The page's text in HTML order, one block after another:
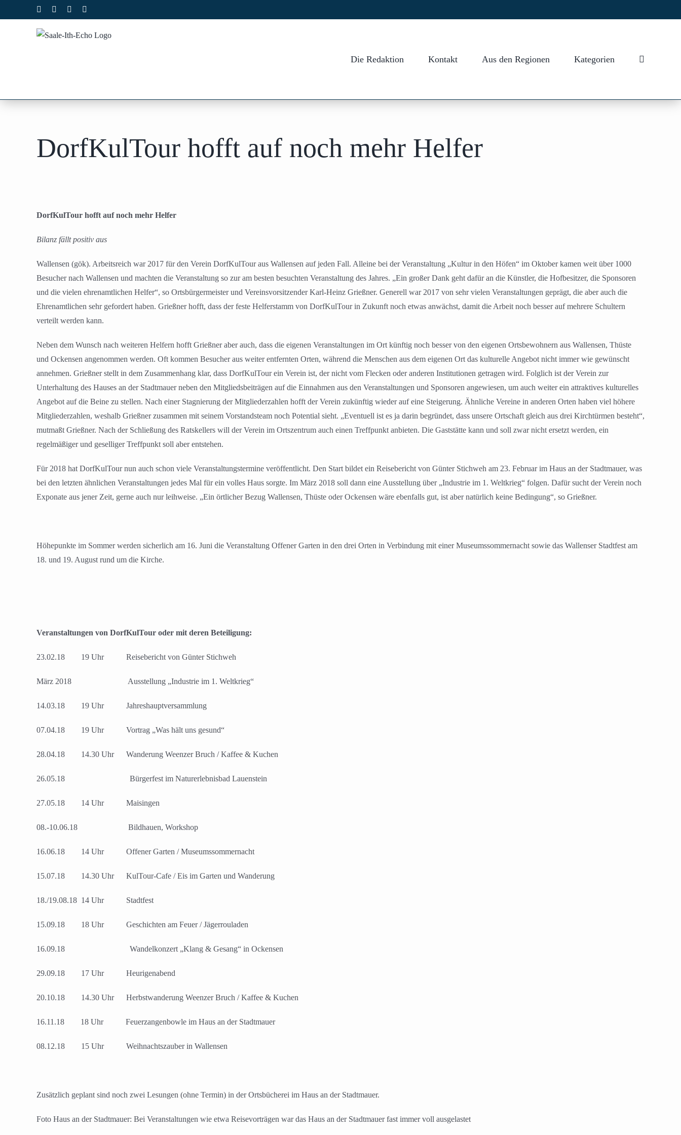
Inhalt
Facebook Instagram
Die Redaktion Kontakt Aus den Regionen Kategorien
DorfKulTour hofft auf noch mehr Helfer
DorfKulTour hofft auf noch mehr Helfer
Bilanz fällt positiv aus
Wallensen (gök). Arbeitsreich war 2017 für den Verein DorfKulTour aus Wallensen auf jeden Fall. Alleine bei der Veranstaltung „Kultur in den Höfen“ im Oktober kamen weit über 1000
Besucher nach Wallensen und machten die Veranstaltung so zur am besten besuchten Veranstaltung des Jahres. „Ein großer Dank geht dafür an die Künstler, die Hofbesitzer, die Sponsoren
und die vielen ehrenamtlichen Helfer“, so Ortsbürgermeister und Vereinsvorsitzender Karl-Heinz Grießner. Generell war 2017 von sehr vielen Veranstaltungen geprägt, die aber auch die
Ehrenamtlichen sehr gefordert haben. Grießner hofft, dass der feste Helferstamm von DorfKulTour in Zukunft noch etwas anwächst, damit die Arbeit noch besser auf mehrere Schultern
verteilt werden kann.
Neben dem Wunsch nach weiteren Helfern hofft Grießner aber auch, dass die eigenen Veranstaltungen im Ort künftig noch besser von den eigenen Ortsbewohnern aus Wallensen, Thüste
und Ockensen angenommen werden. Oft kommen Besucher aus weiter entfernten Orten, während die Menschen aus dem eigenen Ort das kulturelle Angebot nicht immer wie gewünscht
annehmen. Grießner stellt in dem Zusammenhang klar, dass DorfKulTour ein Verein ist, der nicht vom Flecken oder anderen Institutionen getragen wird. Folglich ist der Verein zur
Unterhaltung des Hauses an der Stadtmauer neben den Mitgliedsbeiträgen auf die Einnahmen aus den Veranstaltungen und Sponsoren angewiesen, um auch weiter ein attraktives kulturelles
Angebot auf die Beine zu stellen. Nach einer Stagnierung der Mitgliederzahlen hofft der Verein zukünftig wieder auf eine Steigerung. Ähnliche Vereine in anderen Orten haben viel höhere
Mitgliederzahlen, weshalb Grießner zusammen mit seinem Vorstandsteam noch Potential sieht. „Eventuell ist es ja darin begründet, dass unsere Ortschaft gleich aus drei Kirchtürmen besteht“,
mutmaßt Grießner. Nach der Schließung des Ratskellers will der Verein im Ortszentrum auch einen Treffpunkt anbieten. Die Gaststätte kann und soll zwar nicht ersetzt werden, ein
regelmäßiger und geselliger Treffpunkt soll aber entstehen.
Für 2018 hat DorfKulTour nun auch schon viele Veranstaltungstermine veröffentlicht. Den Start bildet ein Reisebericht von Günter Stichweh am 23. Februar im Haus an der Stadtmauer, was
bei den letzten ähnlichen Veranstaltungen jedes Mal für ein volles Haus sorgte. Im März 2018 soll dann eine Ausstellung über „Industrie im 1. Weltkrieg“ folgen. Dafür sucht der Verein noch
Exponate aus jener Zeit, gerne auch nur leihweise. „Ein örtlicher Bezug Wallensen, Thüste oder Ockensen wäre ebenfalls gut, ist aber natürlich keine Bedingung“, so Grießner.
Höhepunkte im Sommer werden sicherlich am 16. Juni die Veranstaltung Offener Garten in den drei Orten in Verbindung mit einer Museumssommernacht sowie das Wallenser Stadtfest am
18. und 19. August rund um die Kirche.
Veranstaltungen von DorfKulTour oder mit deren Beteiligung:
23.02.18 19 Uhr Reisebericht von Günter Stichweh
März 2018 Ausstellung „Industrie im 1. Weltkrieg“
14.03.18 19 Uhr Jahreshauptversammlung
07.04.18 19 Uhr Vortrag „Was hält uns gesund“
28.04.18 14.30 Uhr Wanderung Weenzer Bruch / Kaffee & Kuchen
26.05.18 Bürgerfest im Naturerlebnisbad Lauenstein
27.05.18 14 Uhr Maisingen
08.-10.06.18 Bildhauen, Workshop
16.06.18 14 Uhr Offener Garten / Museumssommernacht
15.07.18 14.30 Uhr KulTour-Cafe / Eis im Garten und Wanderung
18./19.08.18 14 Uhr Stadtfest
15.09.18 18 Uhr Geschichten am Feuer / Jägerrouladen
16.09.18 Wandelkonzert „Klang & Gesang“ in Ockensen
29.09.18 17 Uhr Heurigenabend
20.10.18 14.30 Uhr Herbstwanderung Weenzer Bruch / Kaffee & Kuchen
16.11.18 18 Uhr Feuerzangenbowle im Haus an der Stadtmauer
08.12.18 15 Uhr Weihnachtszauber in Wallensen
Zusätzlich geplant sind noch zwei Lesungen (ohne Termin) in der Ortsbücherei im Haus an der Stadtmauer.
Foto Haus an der Stadtmauer: Bei Veranstaltungen wie etwa Reisevorträgen war das Haus an der Stadtmauer fast immer voll ausgelastet